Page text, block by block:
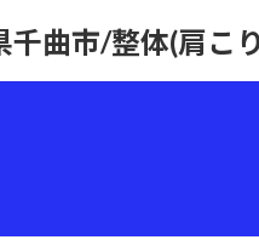
千曲市/整体(肩こ